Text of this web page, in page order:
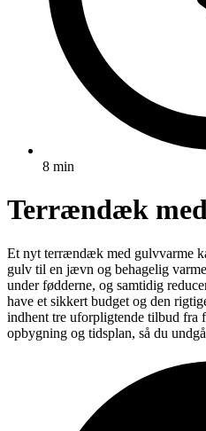
8 min
Terrændæk
Et nyt terrændæk med gulvvarme
gulv til en jævn og behagelig
under fødderne, og samtidig
have et sikkert budget og den
indhent tre uforpligtende tilbud fra
opbygning og tidsplan, så du